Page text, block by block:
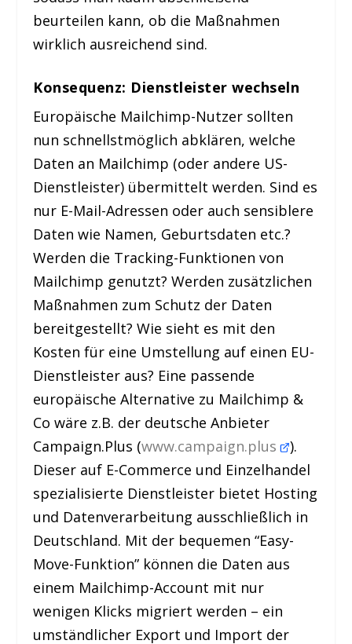
beurteilen kann, ob die Maßnahmen
wirklich ausreichend sind.
Konsequenz: Dienstleister wechseln
Europäische Mailchimp-Nutzer sollten
nun schnellstmöglich abklären, welche
Daten an Mailchimp (oder andere US-
Dienstleister) übermittelt werden. Sind es
nur E-Mail-Adressen oder auch sensiblere
Daten wie Namen, Geburtsdaten etc.?
Werden die Tracking-Funktionen von
Mailchimp genutzt? Werden zusätzlichen
Maßnahmen zum Schutz der Daten
bereitgestellt? Wie sieht es mit den
Kosten für eine Umstellung auf einen EU-
Dienstleister aus? Eine passende
europäische Alternative zu Mailchimp &
Co wäre z.B. der deutsche Anbieter
Campaign.Plus (www.campaign.plus ).
Dieser auf E-Commerce und Einzelhandel
spezialisierte Dienstleister bietet Hosting
und Datenverarbeitung ausschließlich in
Deutschland. Mit der bequemen “Easy-
Move-Funktion” können die Daten aus
einem Mailchimp-Account mit nur
wenigen Klicks migriert werden – ein
umständlicher Export und Import der